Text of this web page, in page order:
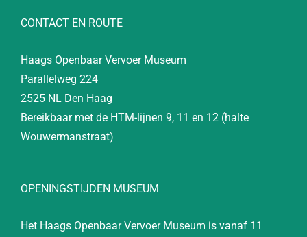
CONTACT EN ROUTE
Haags Openbaar Vervoer Museum
Parallelweg 224
2525 NL Den Haag
Bereikbaar met de HTM-lijnen 9, 11 en 12 (halte
Wouwermanstraat)
OPENINGSTIJDEN MUSEUM
Het Haags Openbaar Vervoer Museum is vanaf 11